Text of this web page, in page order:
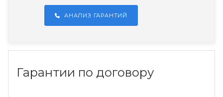
АНАЛИЗ ГАРАНТИЙ
Гарантии по договору